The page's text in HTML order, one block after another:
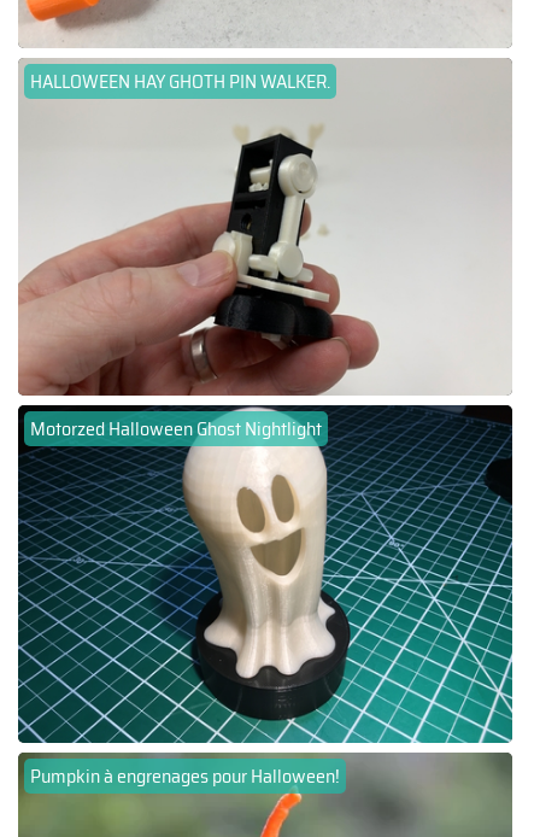
HALLOWEEN HAY GHOTH PIN WALKER.
Motorzed Halloween Ghost Nightlight
Pumpkin à engrenages pour Halloween!